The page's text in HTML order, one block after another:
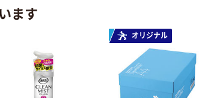
ます
オリジナル